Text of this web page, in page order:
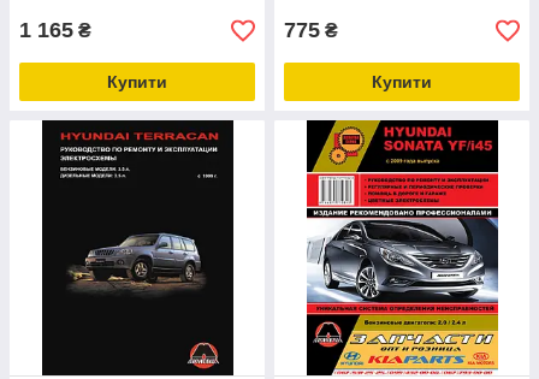
1 165 ₴
Купити
775 ₴
Купити